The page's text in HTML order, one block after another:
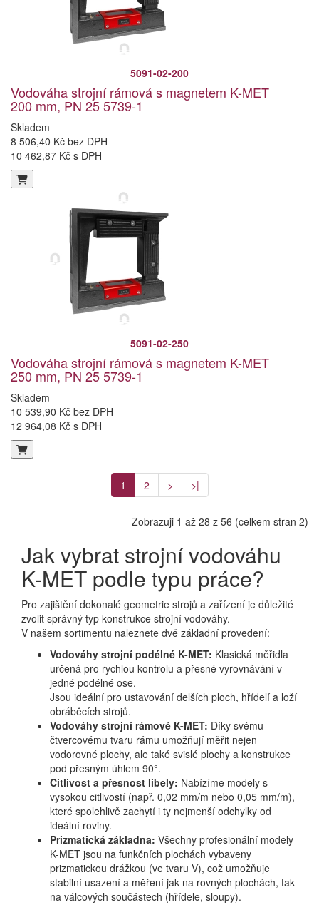
5091-02-200
Vodováha strojní rámová s magnetem K-MET
200 mm, PN 25 5739-1
Skladem
8 506,40 Kč bez DPH
10 462,87 Kč s DPH
5091-02-250
Vodováha strojní rámová s magnetem K-MET
250 mm, PN 25 5739-1
Skladem
10 539,90 Kč bez DPH
12 964,08 Kč s DPH
1 2 > >|
Zobrazuji 1 až 28 z 56 (celkem stran 2)
Jak vybrat strojní vodováhu
K-MET podle typu práce?
Pro zajištění dokonalé geometrie strojů a zařízení je důležité
zvolit správný typ konstrukce strojní vodováhy.
V našem sortimentu naleznete dvě základní provedení:
Vodováhy strojní podélné K-MET: Klasická měřidla
určená pro rychlou kontrolu a přesné vyrovnávání v
jedné podélné ose.
Jsou ideální pro ustavování delších ploch, hřídelí a loží
obráběcích strojů.
Vodováhy strojní rámové K-MET: Díky svému
čtvercovému tvaru rámu umožňují měřit nejen
vodorovné plochy, ale také svislé plochy a konstrukce
pod přesným úhlem 90°.
Citlivost a přesnost libely: Nabízíme modely s
vysokou citlivostí (např. 0,02 mm/m nebo 0,05 mm/m),
které spolehlivě zachytí i ty nejmenší odchylky od
ideální roviny.
Prizmatická základna: Všechny profesionální modely
K-MET jsou na funkčních plochách vybaveny
prizmatickou drážkou (ve tvaru V), což umožňuje
stabilní usazení a měření jak na rovných plochách, tak
na válcových součástech (hřídele, sloupy).